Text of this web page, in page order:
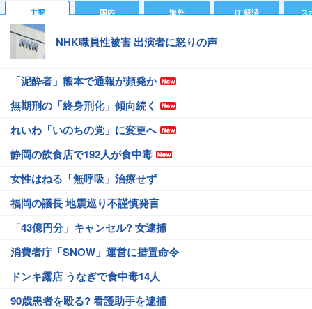
主要 国内 海外 IT 経済 ス
NHK職員性被害 出演者に怒りの声
「泥酔者」熊本で通報が頻発か
無期刑の「終身刑化」傾向続く
れいわ「いのちの党」に変更へ
静岡の飲食店で192人が食中毒
女性はねる「無呼吸」治療せず
福岡の議長 地震巡り不謹慎発言
「43億円分」キャンセル? 女逮捕
消費者庁「SNOW」運営に措置命令
ドンキ露店 うなぎで食中毒14人
90歳患者を殴る? 看護助手を逮捕